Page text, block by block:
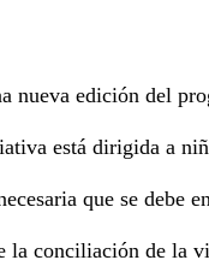
edición del
está dirigida a
que se debe
la conciliación de